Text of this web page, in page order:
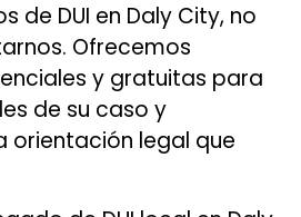
de DUI en Daly City, no
Ofrecemos
y gratuitas para
de su caso y
orientación legal que